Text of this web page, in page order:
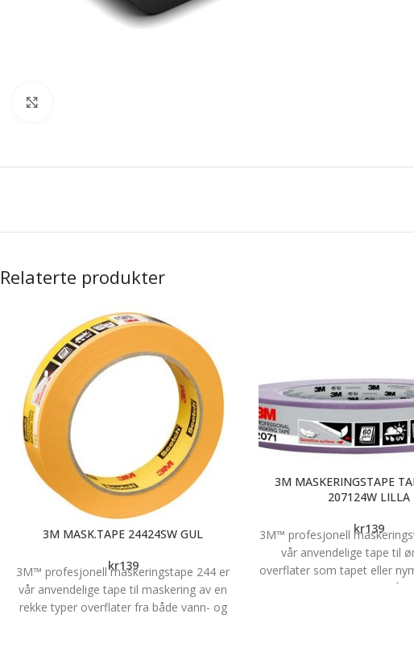
Relaterte produkter
3M MASK.TAPE 24424SW GUL
kr139
3M™ profesjonell maskeringstape 244 er
vår anvendelige tape til maskering av en
rekke typer overflater fra både vann- og
3M MASKERINGSTAPE
207124W LILLA
kr139
3M™ profesjonell
vår anvendelige tape til
overflater som tapet eller
Den kan brukes med både